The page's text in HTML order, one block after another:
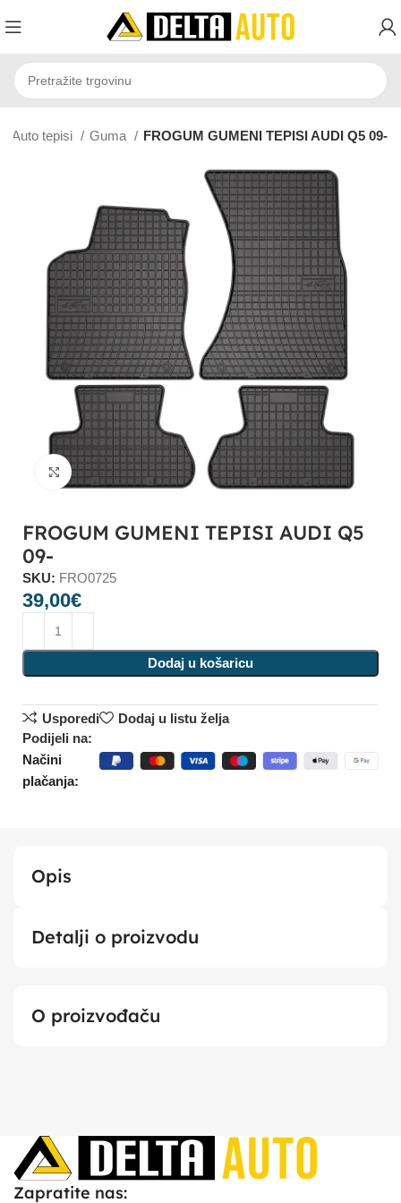
Auto tepisi Guma FROGUM GUMENI TEPISI AUDI Q5 09-
Click to enlarge
FROGUM GUMENI TEPISI AUDI Q5
09-
SKU: FRO0725
39,00€
Dodaj u košaricu
Usporedi
Dodaj u listu želja
Podijeli na:
Načini
plačanja:
Opis
Detalji o proizvodu
O proizvođaču
Zapratite nas: